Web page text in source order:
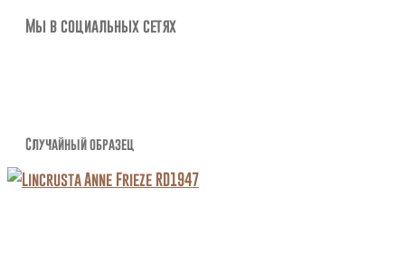
Мы в социальных сетях
Случайный образец